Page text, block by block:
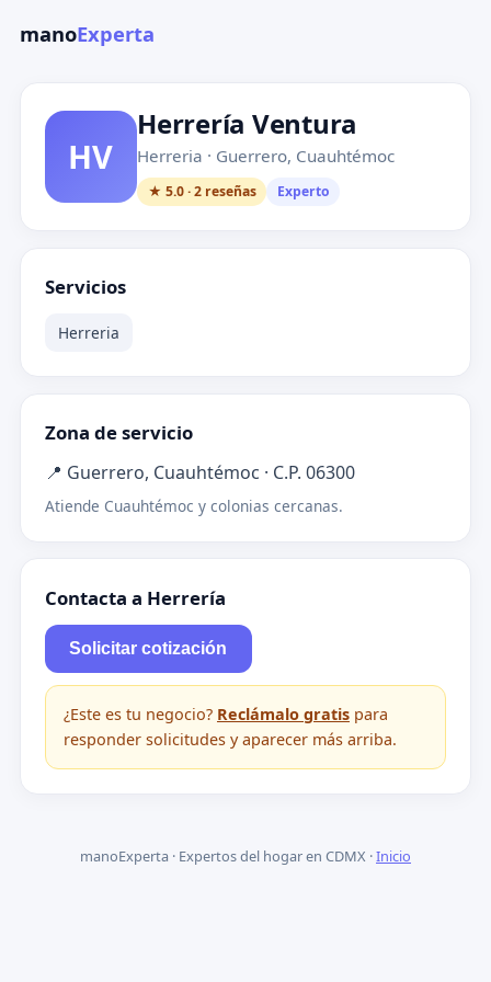
manoExperta
HV
Herrería Ventura
Herreria · Guerrero, Cuauhtémoc
★ 5.0 · 2 reseñas Experto
Servicios
Herreria
Zona de servicio
📍 Guerrero, Cuauhtémoc · C.P. 06300
Atiende Cuauhtémoc y colonias cercanas.
Contacta a Herrería
Solicitar cotización
¿Este es tu negocio? Reclámalo gratispara
responder solicitudes y aparecer más arriba.
manoExperta · Expertos del hogar en CDMX ·Inicio